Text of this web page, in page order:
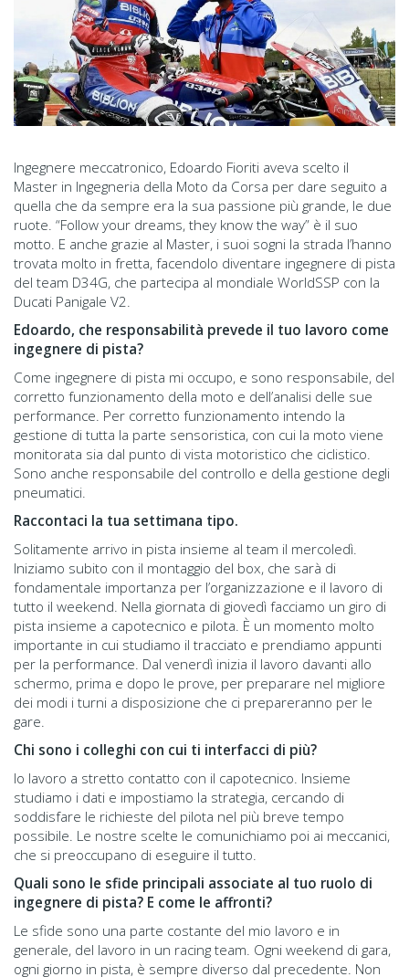
Ingegnere meccatronico, Edoardo Fioriti aveva scelto il
Master in Ingegneria della Moto da Corsa per dare seguito a
quella che da sempre era la sua passione più grande, le due
ruote. “Follow your dreams, they know the way” è il suo
motto. E anche grazie al Master, i suoi sogni la strada l’hanno
trovata molto in fretta, facendolo diventare ingegnere di pista
del team D34G, che partecipa al mondiale WorldSSP con la
Ducati Panigale V2.
Edoardo, che responsabilità prevede il tuo lavoro come
ingegnere di pista?
Come ingegnere di pista mi occupo, e sono responsabile, del
corretto funzionamento della moto e dell’analisi delle sue
performance. Per corretto funzionamento intendo la
gestione di tutta la parte sensoristica, con cui la moto viene
monitorata sia dal punto di vista motoristico che ciclistico.
Sono anche responsabile del controllo e della gestione degli
pneumatici.
Raccontaci la tua settimana tipo.
Solitamente arrivo in pista insieme al team il mercoledì.
Iniziamo subito con il montaggio del box, che sarà di
fondamentale importanza per l’organizzazione e il lavoro di
tutto il weekend. Nella giornata di giovedì facciamo un giro di
pista insieme a capotecnico e pilota. È un momento molto
importante in cui studiamo il tracciato e prendiamo appunti
per la performance. Dal venerdì inizia il lavoro davanti allo
schermo, prima e dopo le prove, per preparare nel migliore
dei modi i turni a disposizione che ci prepareranno per le
gare.
Chi sono i colleghi con cui ti interfacci di più?
Io lavoro a stretto contatto con il capotecnico. Insieme
studiamo i dati e impostiamo la strategia, cercando di
soddisfare le richieste del pilota nel più breve tempo
possibile. Le nostre scelte le comunichiamo poi ai meccanici,
che si preoccupano di eseguire il tutto.
Quali sono le sfide principali associate al tuo ruolo di
ingegnere di pista? E come le affronti?
Le sfide sono una parte costante del mio lavoro e in
generale, del lavoro in un racing team. Ogni weekend di gara,
ogni giorno in pista, è sempre diverso dal precedente. Non